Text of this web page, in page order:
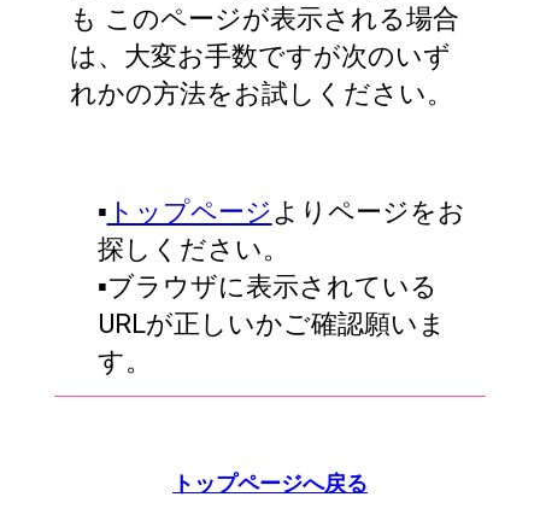
も このページが表示される場合
は、大変お手数ですが次のいず
れかの方法をお試しください。
▪️ トップページよりページをお
探しください。
▪️ブラウザに表示されている
URLが正しいかご確認願いま
す。
トップページへ戻る